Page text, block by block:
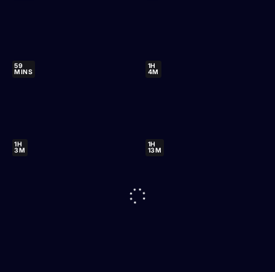
59
MINS
1H
4M
1H
3M
1H
13M